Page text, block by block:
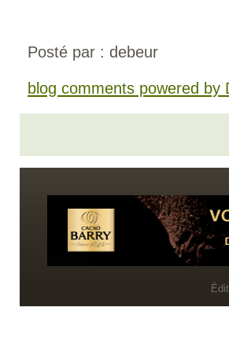
Posté par : debeur
blog comments powered by